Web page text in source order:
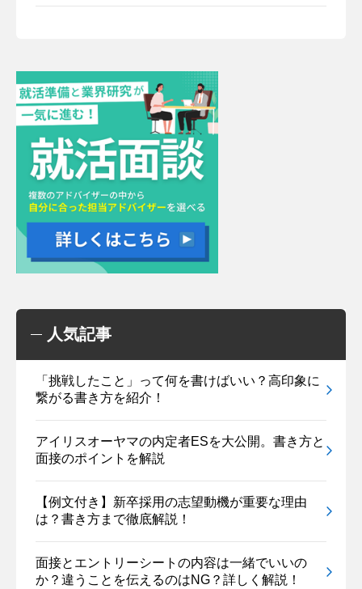
人気記事
「挑戦したこと」って何を書けばいい？高印象に
繋がる書き方を紹介！
アイリスオーヤマの内定者ESを大公開。書き方と
面接のポイントを解説
【例文付き】新卒採用の志望動機が重要な理由
は？書き方まで徹底解説！
面接とエントリーシートの内容は一緒でいいの
か？違うことを伝えるのはNG？詳しく解説！